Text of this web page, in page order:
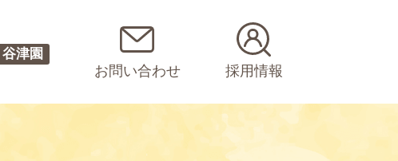
谷津園
お問い合わせ 採用情報